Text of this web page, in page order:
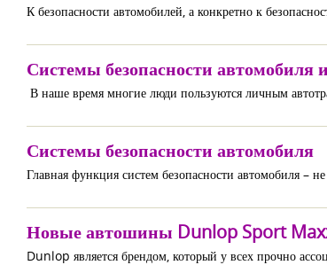
К безопасности автомобилей, а конкретно к
Системы безопасности автомобиля
В наше время многие люди пользуются личным
Системы безопасности автомобиля
Главная функция систем безопасности автомобиля –
Новые автошины Dunlop Sport
Dunlop является брендом, который у всех прочно